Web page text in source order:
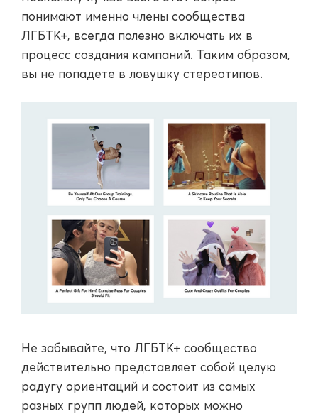
понимают именно члены сообщества
ЛГБТК+, всегда полезно включать их в
процесс создания кампаний. Таким образом,
вы не попадете в ловушку стереотипов.
Не забывайте, что ЛГБТК+ сообщество
действительно представляет собой целую
радугу ориентаций и состоит из самых
разных групп людей, которых можно